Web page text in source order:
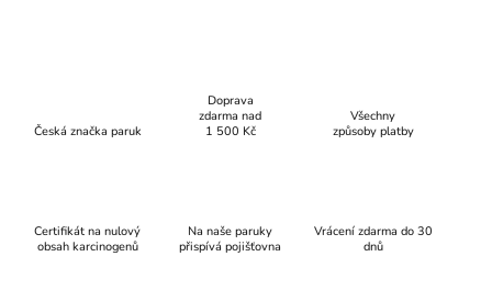
r
v
ý
p
Česká značka paruk
Doprava
zdarma nad
1 500 Kč
Všechny
způsoby platby
Certifikát na nulový
obsah karcinogenů
Na naše paruky
přispívá pojišťovna
Vrácení zdarma do 30
dnů